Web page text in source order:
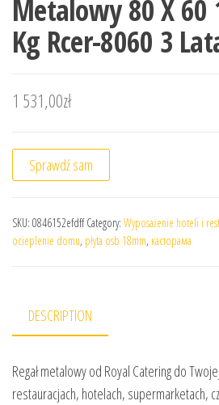
Metalowy 80 X 60
Kg Rcer-8060 3
1 531,00zł
Sprawdź sam
SKU: 0846152efdff Category: Wyposażenie hoteli i
ocieplenie domu, płyta osb 18mm, касторама
DESCRIPTION
Regał metalowy od Royal Catering do
restauracjach, hotelach, supermarketach,